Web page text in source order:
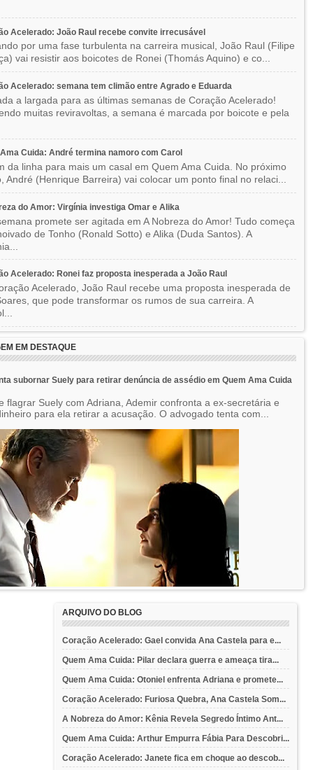
Acelerado: João Raul recebe convite irrecusável
por uma fase turbulenta na carreira musical, João Raul (Filipe
vai resistir aos boicotes de Ronei (Thomás Aquino) e co...
Acelerado: semana tem climão entre Agrado e Eduarda
a largada para as últimas semanas de Coração Acelerado!
muitas reviravoltas, a semana é marcada por boicote e pela
Cuida: André termina namoro com Carol
da linha para mais um casal em Quem Ama Cuida. No próximo
André (Henrique Barreira) vai colocar um ponto final no relaci...
do Amor: Virgínia investiga Omar e Alika
promete ser agitada em A Nobreza do Amor! Tudo começa
de Tonho (Ronald Sotto) e Alika (Duda Santos). A
Acelerado: Ronei faz proposta inesperada a João Raul
Acelerado, João Raul recebe uma proposta inesperada de
que pode transformar os rumos de sua carreira. A
EM DESTAQUE
subornar Suely para retirar denúncia de assédio em Quem Ama Cuida
flagrar Suely com Adriana, Ademir confronta a ex-secretária e
para ela retirar a acusação. O advogado tenta com...
ARQUIVO DO BLOG
Coração Acelerado: Gael convida Ana Castela para e...
Quem Ama Cuida: Pilar declara guerra e ameaça tira...
Quem Ama Cuida: Otoniel enfrenta Adriana e promete...
Coração Acelerado: Furiosa Quebra, Ana Castela Som...
A Nobreza do Amor: Kênia Revela Segredo Íntimo Ant...
Quem Ama Cuida: Arthur Empurra Fábia Para Descobri...
Coração Acelerado: Janete fica em choque ao descob...